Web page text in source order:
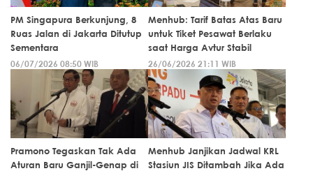
PM Singapura Berkunjung, 8
Ruas Jalan di Jakarta Ditutup
Sementara
06/07/2026 08:50 WIB
Menhub: Tarif Batas Atas Baru
untuk Tiket Pesawat Berlaku
saat Harga Avtur Stabil
26/06/2026 21:11 WIB
Pramono Tegaskan Tak Ada
Aturan Baru Ganjil-Genap di
Menhub Janjikan Jadwal KRL
Stasiun JIS Ditambah Jika Ada